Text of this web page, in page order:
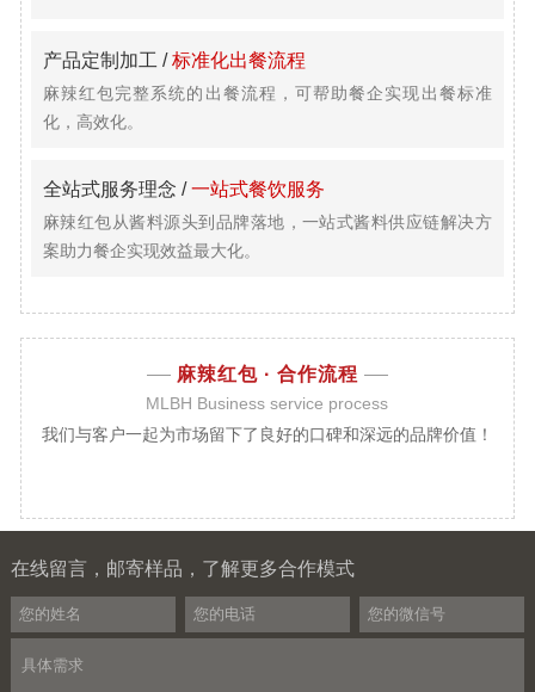
产品定制加工 /标准化出餐流程
麻辣红包完整系统的出餐流程，可帮助餐企实现出餐标准
化，高效化。
全站式服务理念 /一站式餐饮服务
麻辣红包从酱料源头到品牌落地，一站式酱料供应链解决方
案助力餐企实现效益最大化。
麻辣红包 · 合作流程
MLBH Business service process
我们与客户一起为市场留下了良好的口碑和深远的品牌价值！
在线留言，邮寄样品，了解更多合作模式